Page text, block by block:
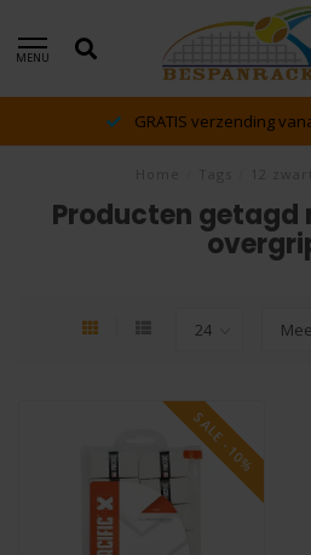
MENU
GRATIS verzending
Producten getagd
SALE -10%